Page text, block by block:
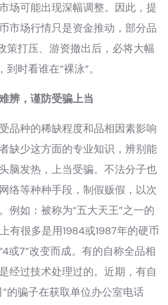
场可能出现深幅调整。因此，提
市场行情只是资金推动，部分品
策打压、游资撤出后，必将大幅
时看谁在“裸泳”。
辨，谨防受骗上当
种的稀缺程度和品相因素影响
缺少这方面的专业知识，辨别能
脑发热，上当受骗。不法分子也
络等种种手段，制假贩假，以次
例如：被称为“五大天王”之一的
有很多是用1984或1987年的硬币
或7”改变而成。有的自称全品相
经过技术处理过的。近期，有自
的骗子在获取单位办公室电话